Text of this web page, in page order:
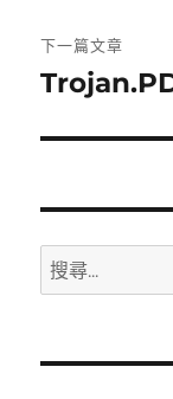
章:
下一篇文章
下
篇
章:
搜
尋
鍵